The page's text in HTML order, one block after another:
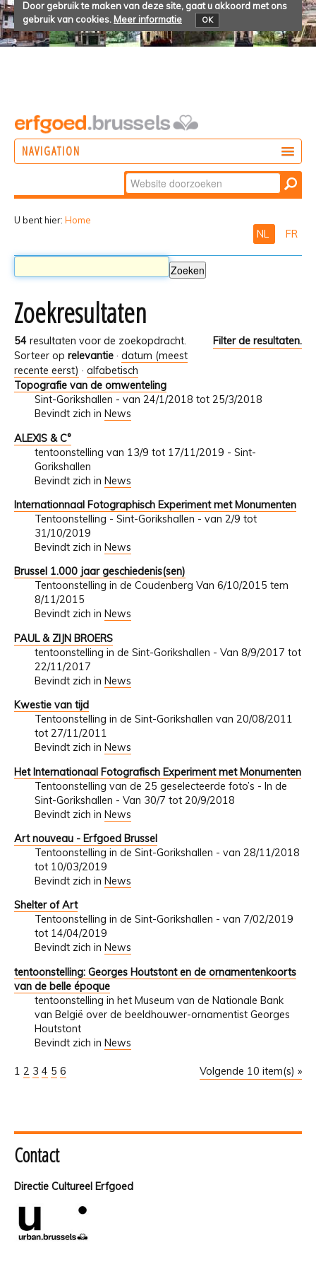
Door gebruik te maken van deze site, gaat u akkoord met ons
gebruik van cookies. Meer informatie OK
NAVIGATION
Zoek
Geavanceerd
U bent hier: Home
NL FR
Zoekresultaten
54 resultaten voor de zoekopdracht.
Filter de resultaten.
Sorteer op relevantie · datum (meest
recente eerst) · alfabetisch
Topografie van de omwenteling
Sint-Gorikshallen - van 24/1/2018 tot 25/3/2018
Bevindt zich in News
ALEXIS & C°
tentoonstelling van 13/9 tot 17/11/2019 - Sint-
Gorikshallen
Bevindt zich in News
Internationnaal Fotographisch Experiment met Monumenten
Tentoonstelling - Sint-Gorikshallen - van 2/9 tot
31/10/2019
Bevindt zich in News
Brussel 1.000 jaar geschiedenis(sen)
Tentoonstelling in de Coudenberg Van 6/10/2015 tem
8/11/2015
Bevindt zich in News
PAUL & ZIJN BROERS
tentoonstelling in de Sint-Gorikshallen - Van 8/9/2017 tot
22/11/2017
Bevindt zich in News
Kwestie van tijd
Tentoonstelling in de Sint-Gorikshallen van 20/08/2011
tot 27/11/2011
Bevindt zich in News
Het Internationaal Fotografisch Experiment met Monumenten
Tentoonstelling van de 25 geselecteerde foto’s - In de
Sint-Gorikshallen - Van 30/7 tot 20/9/2018
Bevindt zich in News
Art nouveau - Erfgoed Brussel
Tentoonstelling in de Sint-Gorikshallen - van 28/11/2018
tot 10/03/2019
Bevindt zich in News
Shelter of Art
Tentoonstelling in de Sint-Gorikshallen - van 7/02/2019
tot 14/04/2019
Bevindt zich in News
tentoonstelling: Georges Houtstont en de ornamentenkoorts
van de belle époque
tentoonstelling in het Museum van de Nationale Bank
van België over de beeldhouwer-ornamentist Georges
Houtstont
Bevindt zich in News
Volgende 10 item(s) »
1 2 3 4 5 6
Contact
Directie Cultureel Erfgoed